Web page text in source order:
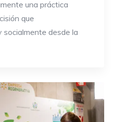
una práctica
que
socialmente desde la